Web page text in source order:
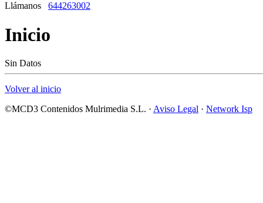
Llámanos 644263002
Inicio
Sin Datos
Volver al inicio
©MCD3 Contenidos Mulrimedia S.L. · Aviso Legal · Network Isp